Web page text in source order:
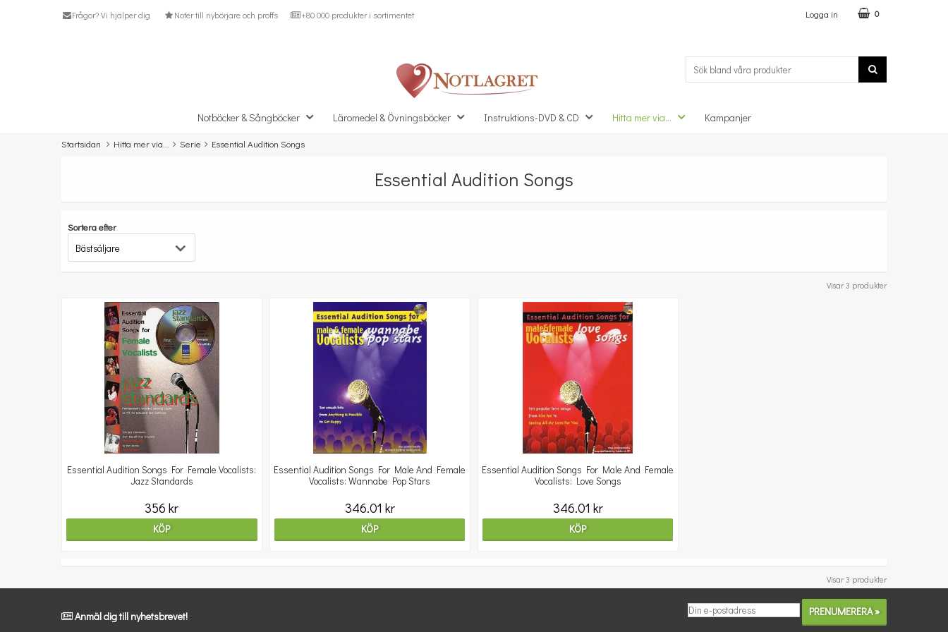
Frågor? Vi hjälper dig Noter till nybörjare och proffs +80 000 produkter i sortimentet Logga in 0
Notböcker & Sångböcker Läromedel & Övningsböcker Instruktions-DVD & CD Hitta mer via... Kampanjer
Startsidan Hitta mer via... Serie Essential Audition Songs
Essential Audition Songs
Sortera efter
Visar 3 produkter
Essential Audition Songs For Female Vocalists:
Jazz Standards
356 kr
KÖP
Essential Audition Songs For Male And Female
Vocalists: Wannabe Pop Stars
346.01 kr
KÖP
Essential Audition Songs For Male And Female
Vocalists: Love Songs
346.01 kr
KÖP
Visar 3 produkter
Anmäl dig till nyhetsbrevet!